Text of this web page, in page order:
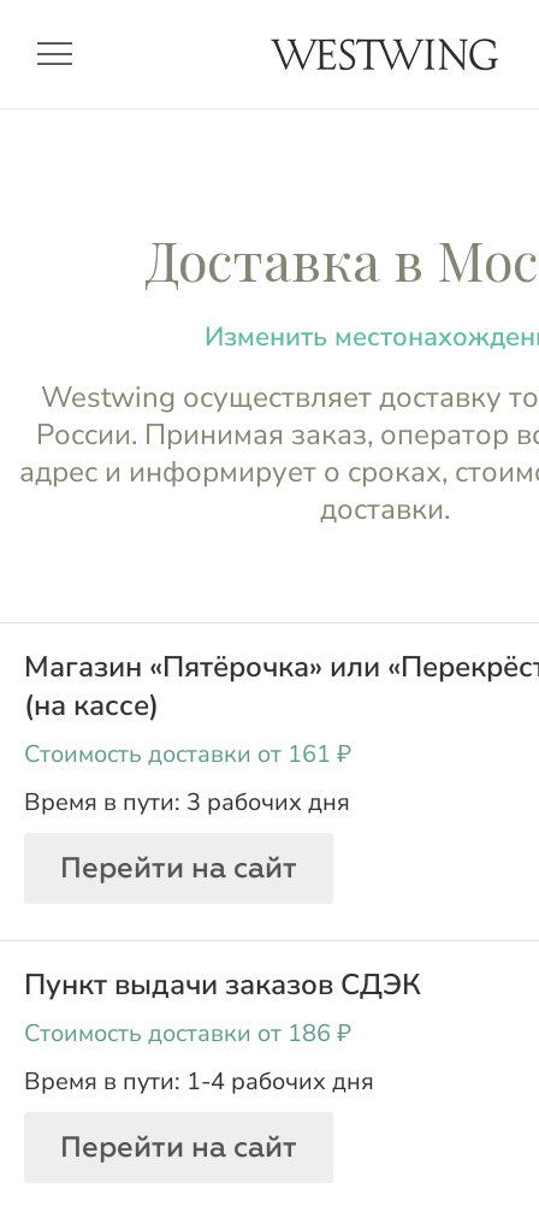
menu
Доставка в
Изменить
Westwing осуществляет доставку
России. Принимая заказ, оператор
адрес и информирует о сроках,
доставки.
Магазин «Пятёрочка» или
(на кассе)
oт 161 ₽
3 рабочих дня
Перейти на сайт
Пункт выдачи заказов СДЭК
oт 186 ₽
1-4 рабочих дня
Перейти на сайт